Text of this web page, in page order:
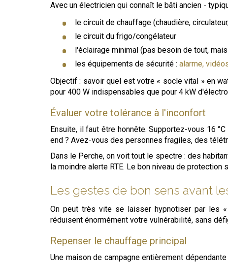
Avec un électricien qui connaît le bâti ancien -
le circuit de chauffage (chaudière,
le circuit du frigo/congélateur
l'éclairage minimal (pas besoin de tout,
les équipements de sécurité : alarme,
Objectif : savoir quel est votre « socle vital » en
pour 400 W indispensables que pour 4 kW
Évaluer votre tolérance à l'inconfort
Ensuite, il faut être honnête. Supportez-vous 16
end ? Avez-vous des personnes fragiles, des
Dans le Perche, on voit tout le spectre : des
la moindre alerte RTE. Le bon niveau de protection
Les gestes de bon sens avant
On peut très vite se laisser hypnotiser par les
réduisent énormément votre vulnérabilité, sans
Repenser le chauffage principal
Une maison de campagne entièrement